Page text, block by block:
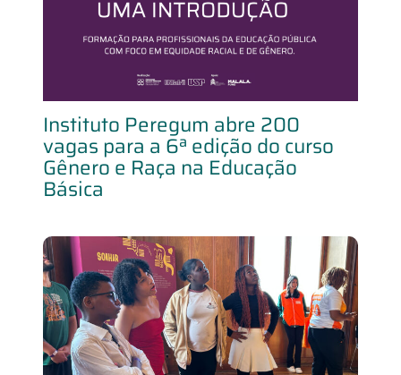
Instituto Peregum abre 200
vagas para a 6ª edição do curso
Gênero e Raça na Educação
Básica